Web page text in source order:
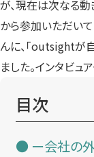
が、現在は次なる
から参加いただい
んに、「outsightが
ました。インタビ
目次
ー会社の